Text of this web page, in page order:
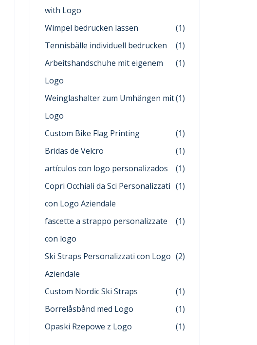
with Logo
Wimpel bedrucken lassen
(1)
Tennisbälle individuell bedrucken
(1)
Arbeitshandschuhe mit eigenem
Logo
(1)
Weinglashalter zum Umhängen mit
Logo
(1)
Custom Bike Flag Printing
(1)
Bridas de Velcro
(1)
artículos con logo personalizados
(1)
Copri Occhiali da Sci Personalizzati
con Logo Aziendale
(1)
fascette a strappo personalizzate
con logo
(1)
Ski Straps Personalizzati con Logo
Aziendale
(2)
Custom Nordic Ski Straps
(1)
Borrelåsbånd med Logo
(1)
Opaski Rzepowe z Logo
(1)